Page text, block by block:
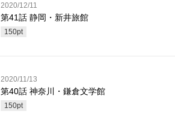
2020/12/11
第41話 静岡・新井旅館
150pt
2020/11/13
第40話 神奈川・鎌倉文学館
150pt